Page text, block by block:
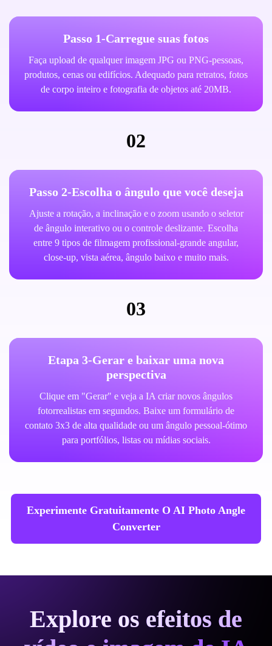
Passo 1-Carregue suas fotos
Faça upload de qualquer imagem JPG ou PNG-pessoas,
produtos, cenas ou edifícios. Adequado para retratos, fotos
de corpo inteiro e fotografia de objetos até 20MB.
02
Passo 2-Escolha o ângulo que você deseja
Ajuste a rotação, a inclinação e o zoom usando o seletor
de ângulo interativo ou o controle deslizante. Escolha
entre 9 tipos de filmagem profissional-grande angular,
close-up, vista aérea, ângulo baixo e muito mais.
03
Etapa 3-Gerar e baixar uma nova
perspectiva
Clique em "Gerar" e veja a IA criar novos ângulos
fotorrealistas em segundos. Baixe um formulário de
contato 3x3 de alta qualidade ou um ângulo pessoal-ótimo
para portfólios, listas ou mídias sociais.
Experimente Gratuitamente O AI Photo Angle
Converter
Explore os efeitos de